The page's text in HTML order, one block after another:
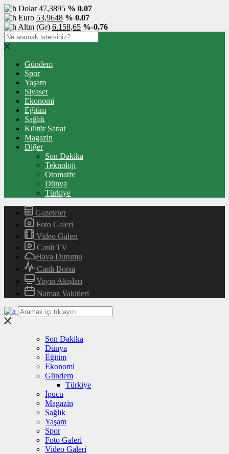
Dolar47,3895 % 0.07
Euro 53,9648 % 0.07
Altın (Gr) 6.158,65 %-0,76
Gündem
Spor
Yaşam
Siyaset
Ekonomi
Eğitim
Sağlık
Kültür Sanat
Magazin
Diğer
Son Dakika
Teknoloji
Otomativ
Dünya
Türkiye
Gazeteler
Foto Galeri
Video Galeri
Canlı TV
Hava Durumu
Canlı Borsa
Yayın Akışları
Namaz Vakitleri
Son Dakika
Dünya
Eğitim
Ekonomi
Gündem
Türkiye
İpucu
Magazin
Sağlık
Yaşam
Spor
Foto Galeri
Video Galeri